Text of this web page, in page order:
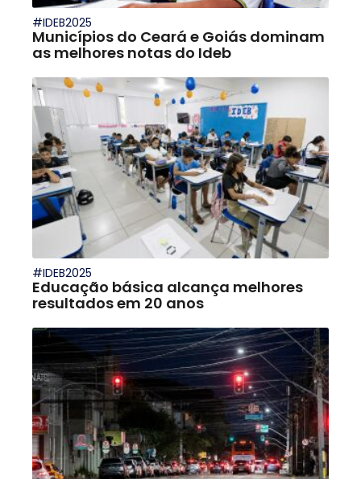
#IDEB2025
Municípios do Ceará e Goiás dominam
as melhores notas do Ideb
#IDEB2025
Educação básica alcança melhores
resultados em 20 anos